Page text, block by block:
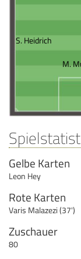
S. Heidrich
M.
Gelbe Karten
Leon Hey
Rote Karten
Varis Malazezi (37')
Zuschauer
80